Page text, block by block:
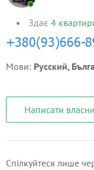
Здає 4
Мови: Русский,
Написати
Спілкуйтеся лише